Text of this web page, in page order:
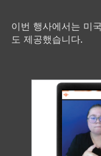
이번 행사에서는 미
도 제공했습니다.